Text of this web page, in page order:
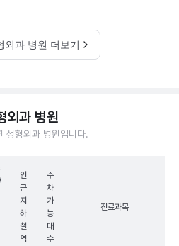
외과 병원 더보기
외과 병원
성형외과 병원입니다.
인
근
지
하
철
역
주
차
가
능
대
수
진료과목